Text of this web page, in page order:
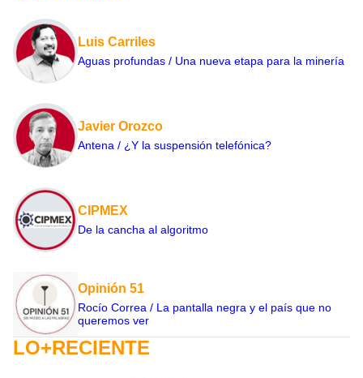
Luis Carriles
Aguas profundas / Una nueva etapa para la minería
Javier Orozco
Antena / ¿Y la suspensión telefónica?
CIPMEX
De la cancha al algoritmo
Opinión 51
Rocío Correa / La pantalla negra y el país que no
queremos ver
LO+RECIENTE